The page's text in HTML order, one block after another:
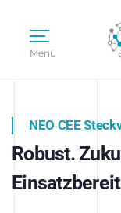
Menü
NEO CEE
Robust.
Intelligenz